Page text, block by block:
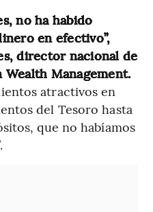
no ha habido
en efectivo”,
director nacional de
Management.
atractivos en
del Tesoro hasta
que no habíamos